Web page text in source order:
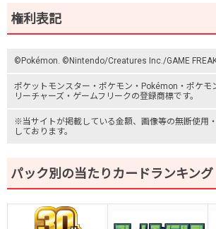
権利表記
©Pokémon. ©Nintendo/Creatures Inc./GAME
ポケットモンスター ・ポケモン・Pokémon・ ポケモ
リーチャーズ ・ ゲームフリークの登録商標です。
※当サイトが掲載している金額、画像等の無断使用
しております。
パック別の当たりカードランキング